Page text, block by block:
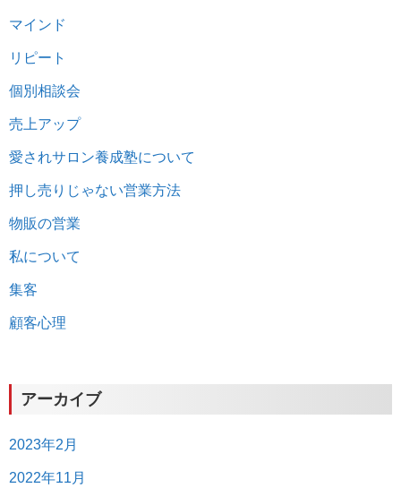
マインド
リピート
個別相談会
売上アップ
愛されサロン養成塾について
押し売りじゃない営業方法
物販の営業
私について
集客
顧客心理
アーカイブ
2023年2月
2022年11月